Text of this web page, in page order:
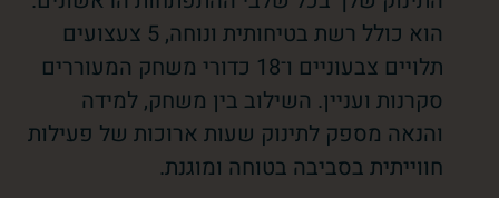
הוא כולל רשת בטיחותית ונוחה, 5 צעצועים
תלויים צבעוניים ו־18 כדורי משחק המעוררים
סקרנות ועניין. השילוב בין משחק, למידה
והנאה מספק לתינוק שעות ארוכות של פעילות
חווייתית בסביבה בטוחה ומוגנת.